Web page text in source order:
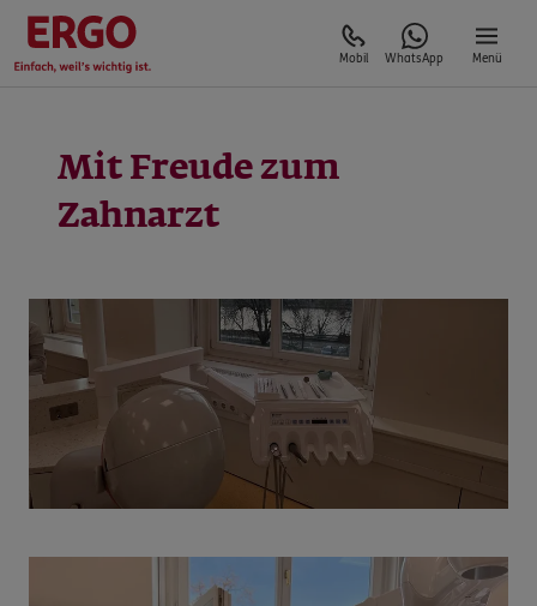
Mobil WhatsApp Menü
Mit Freude zum
Zahnarzt